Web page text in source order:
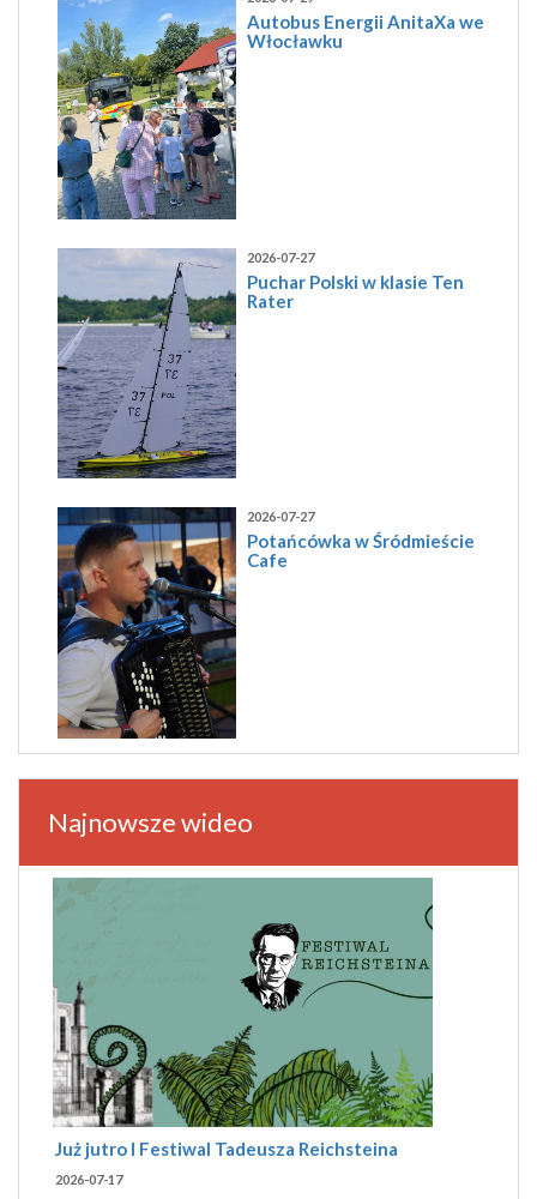
Autobus Energii AnitaXa we
Włocławku
2026-07-27
Puchar Polski w klasie Ten
Rater
2026-07-27
Potańcówka w Śródmieście
Cafe
Najnowsze wideo
Już jutro I Festiwal Tadeusza Reichsteina
2026-07-17